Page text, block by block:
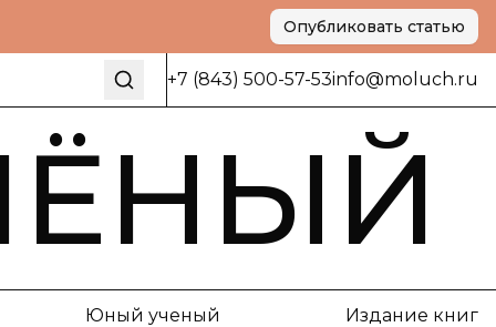
Опубликовать статью
+7 (843) 500-57-53info@moluch.ru
Юный ученый Издание книг